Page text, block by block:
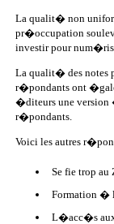
La qualit� non
pr�occupation
investir pour
La qualit� des notes
r�pondants ont
�diteurs une
r�pondants.
Voici les autres
Se fie trop au
Formation �
L�acc�s aux